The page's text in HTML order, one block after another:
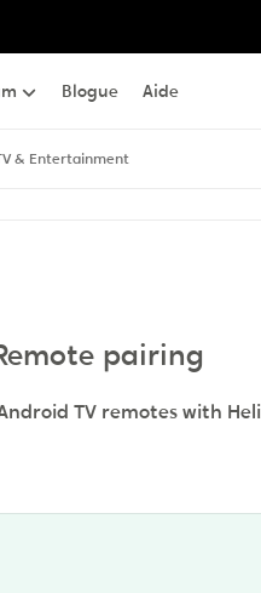
Blogue Aide
& Entertainment
pairing
TV remotes with